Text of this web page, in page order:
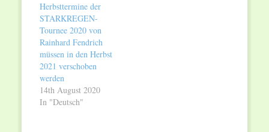
Herbsttermine der
STARKREGEN-
Tournee 2020 von
Rainhard Fendrich
müssen in den Herbst
2021 verschoben
werden
14th August 2020
In "Deutsch"